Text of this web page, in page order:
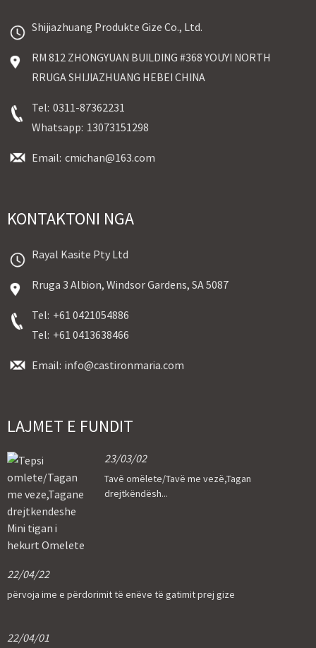
Shijiazhuang Produkte Gize Co., Ltd.
RM 812 ZHONGYUAN BUILDING #368 YOUYI NORTH
RRUGA SHIJIAZHUANG HEBEI CHINA
Tel: 0311-87362231
Whatsapp: 13073151298
Email: cmichan@163.com
KONTAKTONI NGA
Rayal Kasite Pty Ltd
Rruga 3 Albion, Windsor Gardens, SA 5087
Tel: +61 0421054886
Tel: +61 0413638466
Email: info@castironmaria.com
LAJMET E FUNDIT
23/03/02
Tavë omëlete/Tavë me vezë,Tagan
drejtkëndësh...
22/04/22
përvoja ime e përdorimit të enëve të gatimit prej gize
22/04/01